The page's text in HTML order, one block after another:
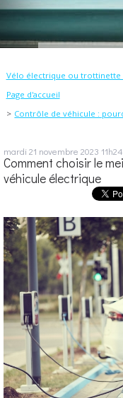
Vélo électrique ou trottinette
Page d'accueil
Contrôle de véhicule :
mardi 21 novembre 2023 11h24
Comment choisir le
véhicule électrique